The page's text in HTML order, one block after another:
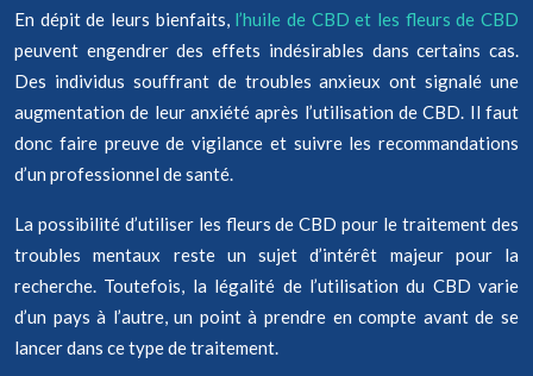
En dépit de leurs bienfaits, l’huile de CBD et les fleurs de CBD
peuvent engendrer des effets indésirables dans certains cas.
Des individus souffrant de troubles anxieux ont signalé une
augmentation de leur anxiété après l’utilisation de CBD. Il faut
donc faire preuve de vigilance et suivre les recommandations
d’un professionnel de santé.
La possibilité d’utiliser les fleurs de CBD pour le traitement des
troubles mentaux reste un sujet d’intérêt majeur pour la
recherche. Toutefois, la légalité de l’utilisation du CBD varie
d’un pays à l’autre, un point à prendre en compte avant de se
lancer dans ce type de traitement.